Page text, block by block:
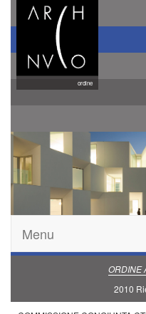
ordine
Menu
ORDINE
2010